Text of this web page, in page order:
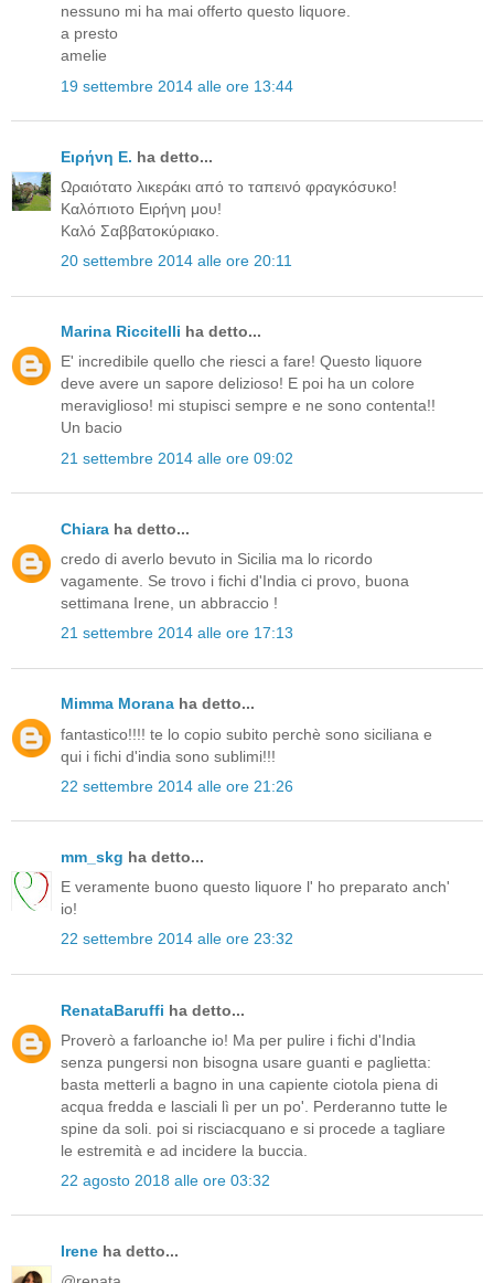
nessuno mi ha mai offerto questo liquore.
a presto
amelie
19 settembre 2014 alle ore 13:44
Ειρήνη Ε. ha detto...
Ωραιότατο λικεράκι από το ταπεινό φραγκόσυκο!
Καλόπιοτο Ειρήνη μου!
Καλό Σαββατοκύριακο.
20 settembre 2014 alle ore 20:11
Marina Riccitelli ha detto...
E' incredibile quello che riesci a fare! Questo liquore
deve avere un sapore delizioso! E poi ha un colore
meraviglioso! mi stupisci sempre e ne sono contenta!!
Un bacio
21 settembre 2014 alle ore 09:02
Chiara ha detto...
credo di averlo bevuto in Sicilia ma lo ricordo
vagamente. Se trovo i fichi d'India ci provo, buona
settimana Irene, un abbraccio !
21 settembre 2014 alle ore 17:13
Mimma Morana ha detto...
fantastico!!!! te lo copio subito perchè sono siciliana e
qui i fichi d'india sono sublimi!!!
22 settembre 2014 alle ore 21:26
mm_skg ha detto...
E veramente buono questo liquore l' ho preparato anch'
io!
22 settembre 2014 alle ore 23:32
RenataBaruffi ha detto...
Proverò a farloanche io! Ma per pulire i fichi d'India
senza pungersi non bisogna usare guanti e paglietta:
basta metterli a bagno in una capiente ciotola piena di
acqua fredda e lasciali lì per un po'. Perderanno tutte le
spine da soli. poi si risciacquano e si procede a tagliare
le estremità e ad incidere la buccia.
22 agosto 2018 alle ore 03:32
Irene ha detto...